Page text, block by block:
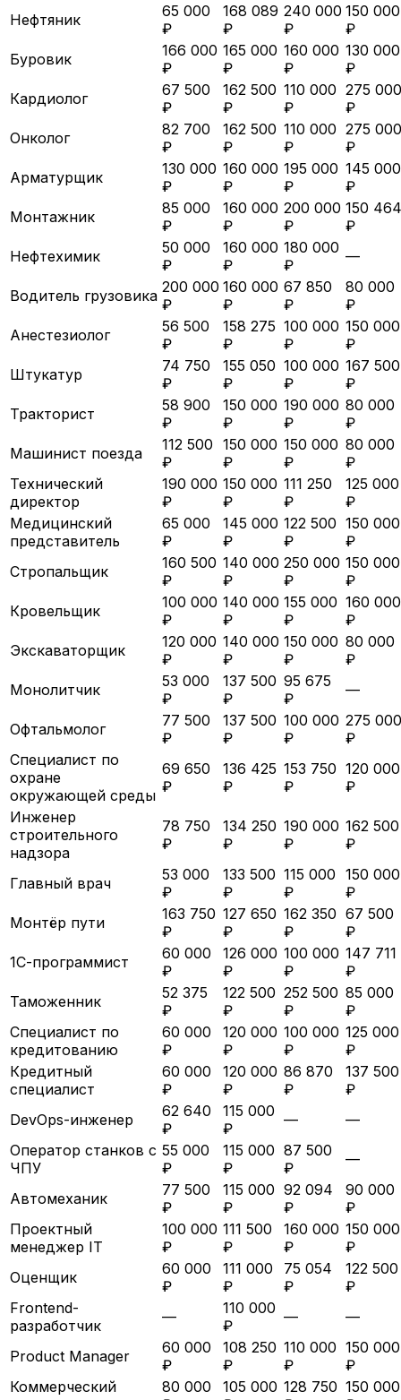
Нефтяник
65 000
₽
168 089
₽
240 000
₽
150 000
₽
Буровик
166 000
₽
165 000
₽
160 000
₽
130 000
₽
Кардиолог
67 500
₽
162 500
₽
110 000
₽
275 000
₽
Онколог
82 700
₽
162 500
₽
110 000
₽
275 000
₽
Арматурщик
130 000
₽
160 000
₽
195 000
₽
145 000
₽
Монтажник
85 000
₽
160 000
₽
200 000
₽
150 464
₽
Нефтехимик
50 000
₽
160 000
₽
180 000
₽
—
Водитель грузовика 200 000
₽
160 000
₽
67 850
₽
80 000
₽
Анестезиолог
56 500
₽
158 275
₽
100 000
₽
150 000
₽
Штукатур
74 750
₽
155 050
₽
100 000
₽
167 500
₽
Тракторист
58 900
₽
150 000
₽
190 000
₽
80 000
₽
Машинист поезда
112 500
₽
150 000
₽
150 000
₽
80 000
₽
Технический
директор
190 000
₽
150 000
₽
111 250
₽
125 000
₽
Медицинский
представитель
65 000
₽
145 000
₽
122 500
₽
150 000
₽
Стропальщик
160 500
₽
140 000
₽
250 000
₽
150 000
₽
Кровельщик
100 000
₽
140 000
₽
155 000
₽
160 000
₽
Экскаваторщик
120 000
₽
140 000
₽
150 000
₽
80 000
₽
Монолитчик
53 000
₽
137 500
₽
95 675
₽
—
Офтальмолог
77 500
₽
137 500
₽
100 000
₽
275 000
₽
Специалист по
охране
окружающей среды
69 650
₽
136 425
₽
153 750
₽
120 000
₽
Инженер
строительного
надзора
78 750
₽
134 250
₽
190 000
₽
162 500
₽
Главный врач
53 000
₽
133 500
₽
115 000
₽
150 000
₽
Монтёр пути
163 750
₽
127 650
₽
162 350
₽
67 500
₽
1С-программист
60 000
₽
126 000
₽
100 000
₽
147 711
₽
Таможенник
52 375
₽
122 500
₽
252 500
₽
85 000
₽
Специалист по
кредитованию
60 000
₽
120 000
₽
100 000
₽
125 000
₽
Кредитный
специалист
60 000
₽
120 000
₽
86 870
₽
137 500
₽
DevOps-инженер
62 640
₽
115 000
₽
—
—
Оператор станков с
ЧПУ
55 000
₽
115 000
₽
87 500
₽
—
Автомеханик
77 500
₽
115 000
₽
92 094
₽
90 000
₽
Проектный
менеджер IT
100 000
₽
111 500
₽
160 000
₽
150 000
₽
Оценщик
60 000
₽
111 000
₽
75 054
₽
122 500
₽
Frontend-
разработчик
—
110 000
₽
— —
Product Manager
60 000
₽
108 250
₽
110 000
₽
150 000
₽
Коммерческий
80 000
105 000 128 750 150 000